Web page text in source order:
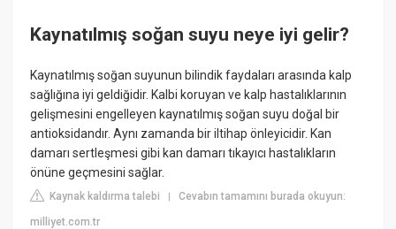
Kaynatılmış soğan suyu neye iyi gelir?
Kaynatılmış soğan suyunun bilindik faydaları arasında kalp
sağlığına iyi geldiğidir. Kalbi koruyan ve kalp hastalıklarının
gelişmesini engelleyen kaynatılmış soğan suyu doğal bir
antioksidandır. Aynı zamanda bir iltihap önleyicidir. Kan
damarı sertleşmesi gibi kan damarı tıkayıcı hastalıkların
önüne geçmesini sağlar.
Kaynak kaldırma talebi |Cevabın tamamını burada okuyun:
milliyet.com.tr